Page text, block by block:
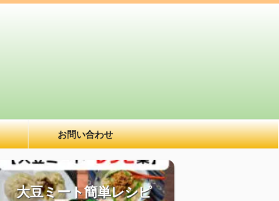
お問い合わせ
大豆ミート簡単レシピ